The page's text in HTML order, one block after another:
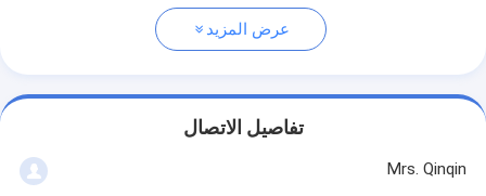
عرض المزيد
تفاصيل الاتصال
Mrs. Qinqin